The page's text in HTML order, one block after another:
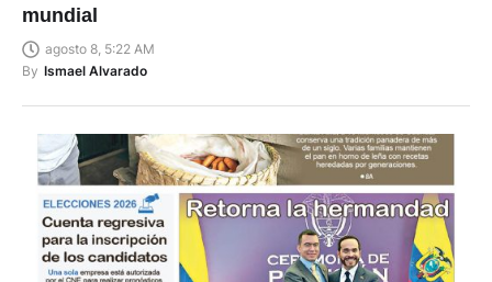
mundial
agosto 8, 5:22 AM
By Ismael Alvarado